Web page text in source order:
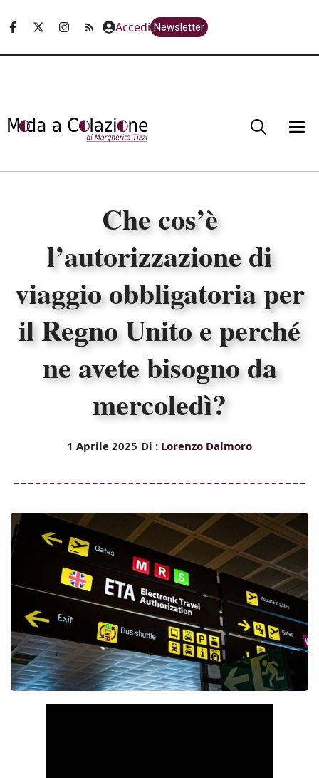
Accedi Newsletter
Che cos’è
l’autorizzazione di
viaggio obbligatoria per
il Regno Unito e perché
ne avete bisogno da
mercoledì?
1 Aprile 2025 Di : Lorenzo Dalmoro